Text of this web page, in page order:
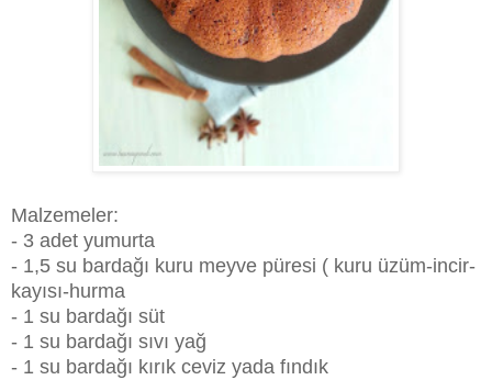
Malzemeler:
- 3 adet yumurta
- 1,5 su bardağı kuru meyve püresi ( kuru üzüm-incir-
kayısı-hurma
- 1 su bardağı süt
- 1 su bardağı sıvı yağ
- 1 su bardağı kırık ceviz yada fındık